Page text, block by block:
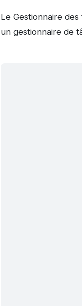
Le Gestionnaire
un gestionnaire de